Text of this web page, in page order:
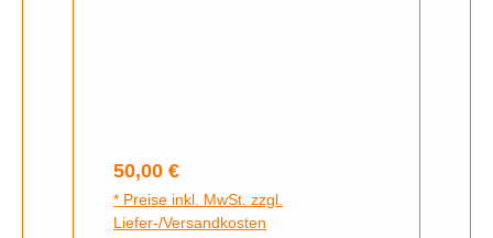
Regulärer Preis:
50,00 €
* Preise inkl. MwSt. zzgl.
Liefer-/Versandkosten